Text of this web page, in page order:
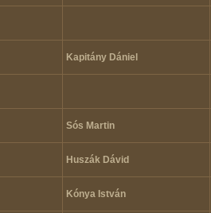
Kapitány Dániel
Sós Martin
Huszák Dávid
Kónya István